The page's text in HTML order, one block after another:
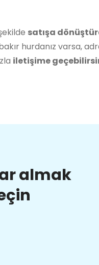
satışa
hurdanız varsa,
iletişime
almak